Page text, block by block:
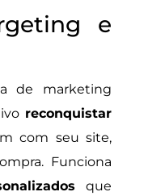
e
de marketing
reconquistar
com seu site,
Funciona
que